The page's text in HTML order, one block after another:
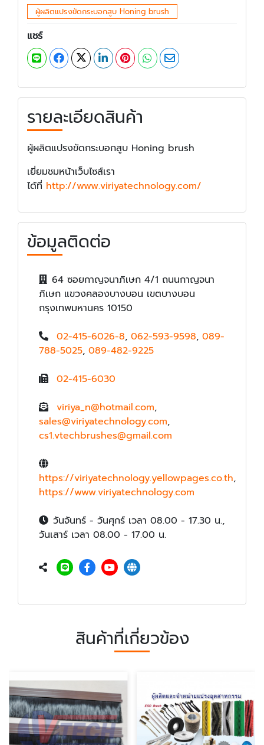
ผู้ผลิตแปรงขัดกระบอกสูบ Honing brush
แชร์
รายละเอียดสินค้า
ผู้ผลิตแปรงขัดกระบอกสูบ Honing brush
เยี่ยมชมหน้าเว็บไซส์เรา
ได้ที่ http://www.viriyatechnology.com/
ข้อมูลติดต่อ
64 ซอยกาญจนาภิเษก 4/1 ถนนกาญจนา
ภิเษก แขวงคลองบางบอน เขตบางบอน
กรุงเทพมหานคร 10150
02-415-6026-8, 062-593-9598, 089-
788-5025, 089-482-9225
02-415-6030
viriya_n@hotmail.com,
sales@viriyatechnology.com,
cs1.vtechbrushes@gmail.com
https://viriyatechnology.yellowpages.co.th,
https://www.viriyatechnology.com
วันจันทร์ - วันศุกร์ เวลา 08.00 - 17.30 น.,
วันเสาร์ เวลา 08.00 - 17.00 น.
สินค้าที่เกี่ยวข้อง